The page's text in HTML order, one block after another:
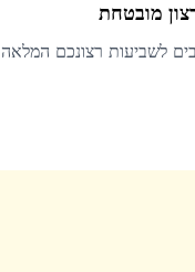
מובטחת
לשביעות רצונכם המלאה